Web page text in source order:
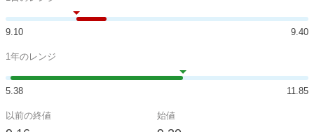
9.10 9.40
1年のレンジ
5.38 11.85
以前の終値 始値